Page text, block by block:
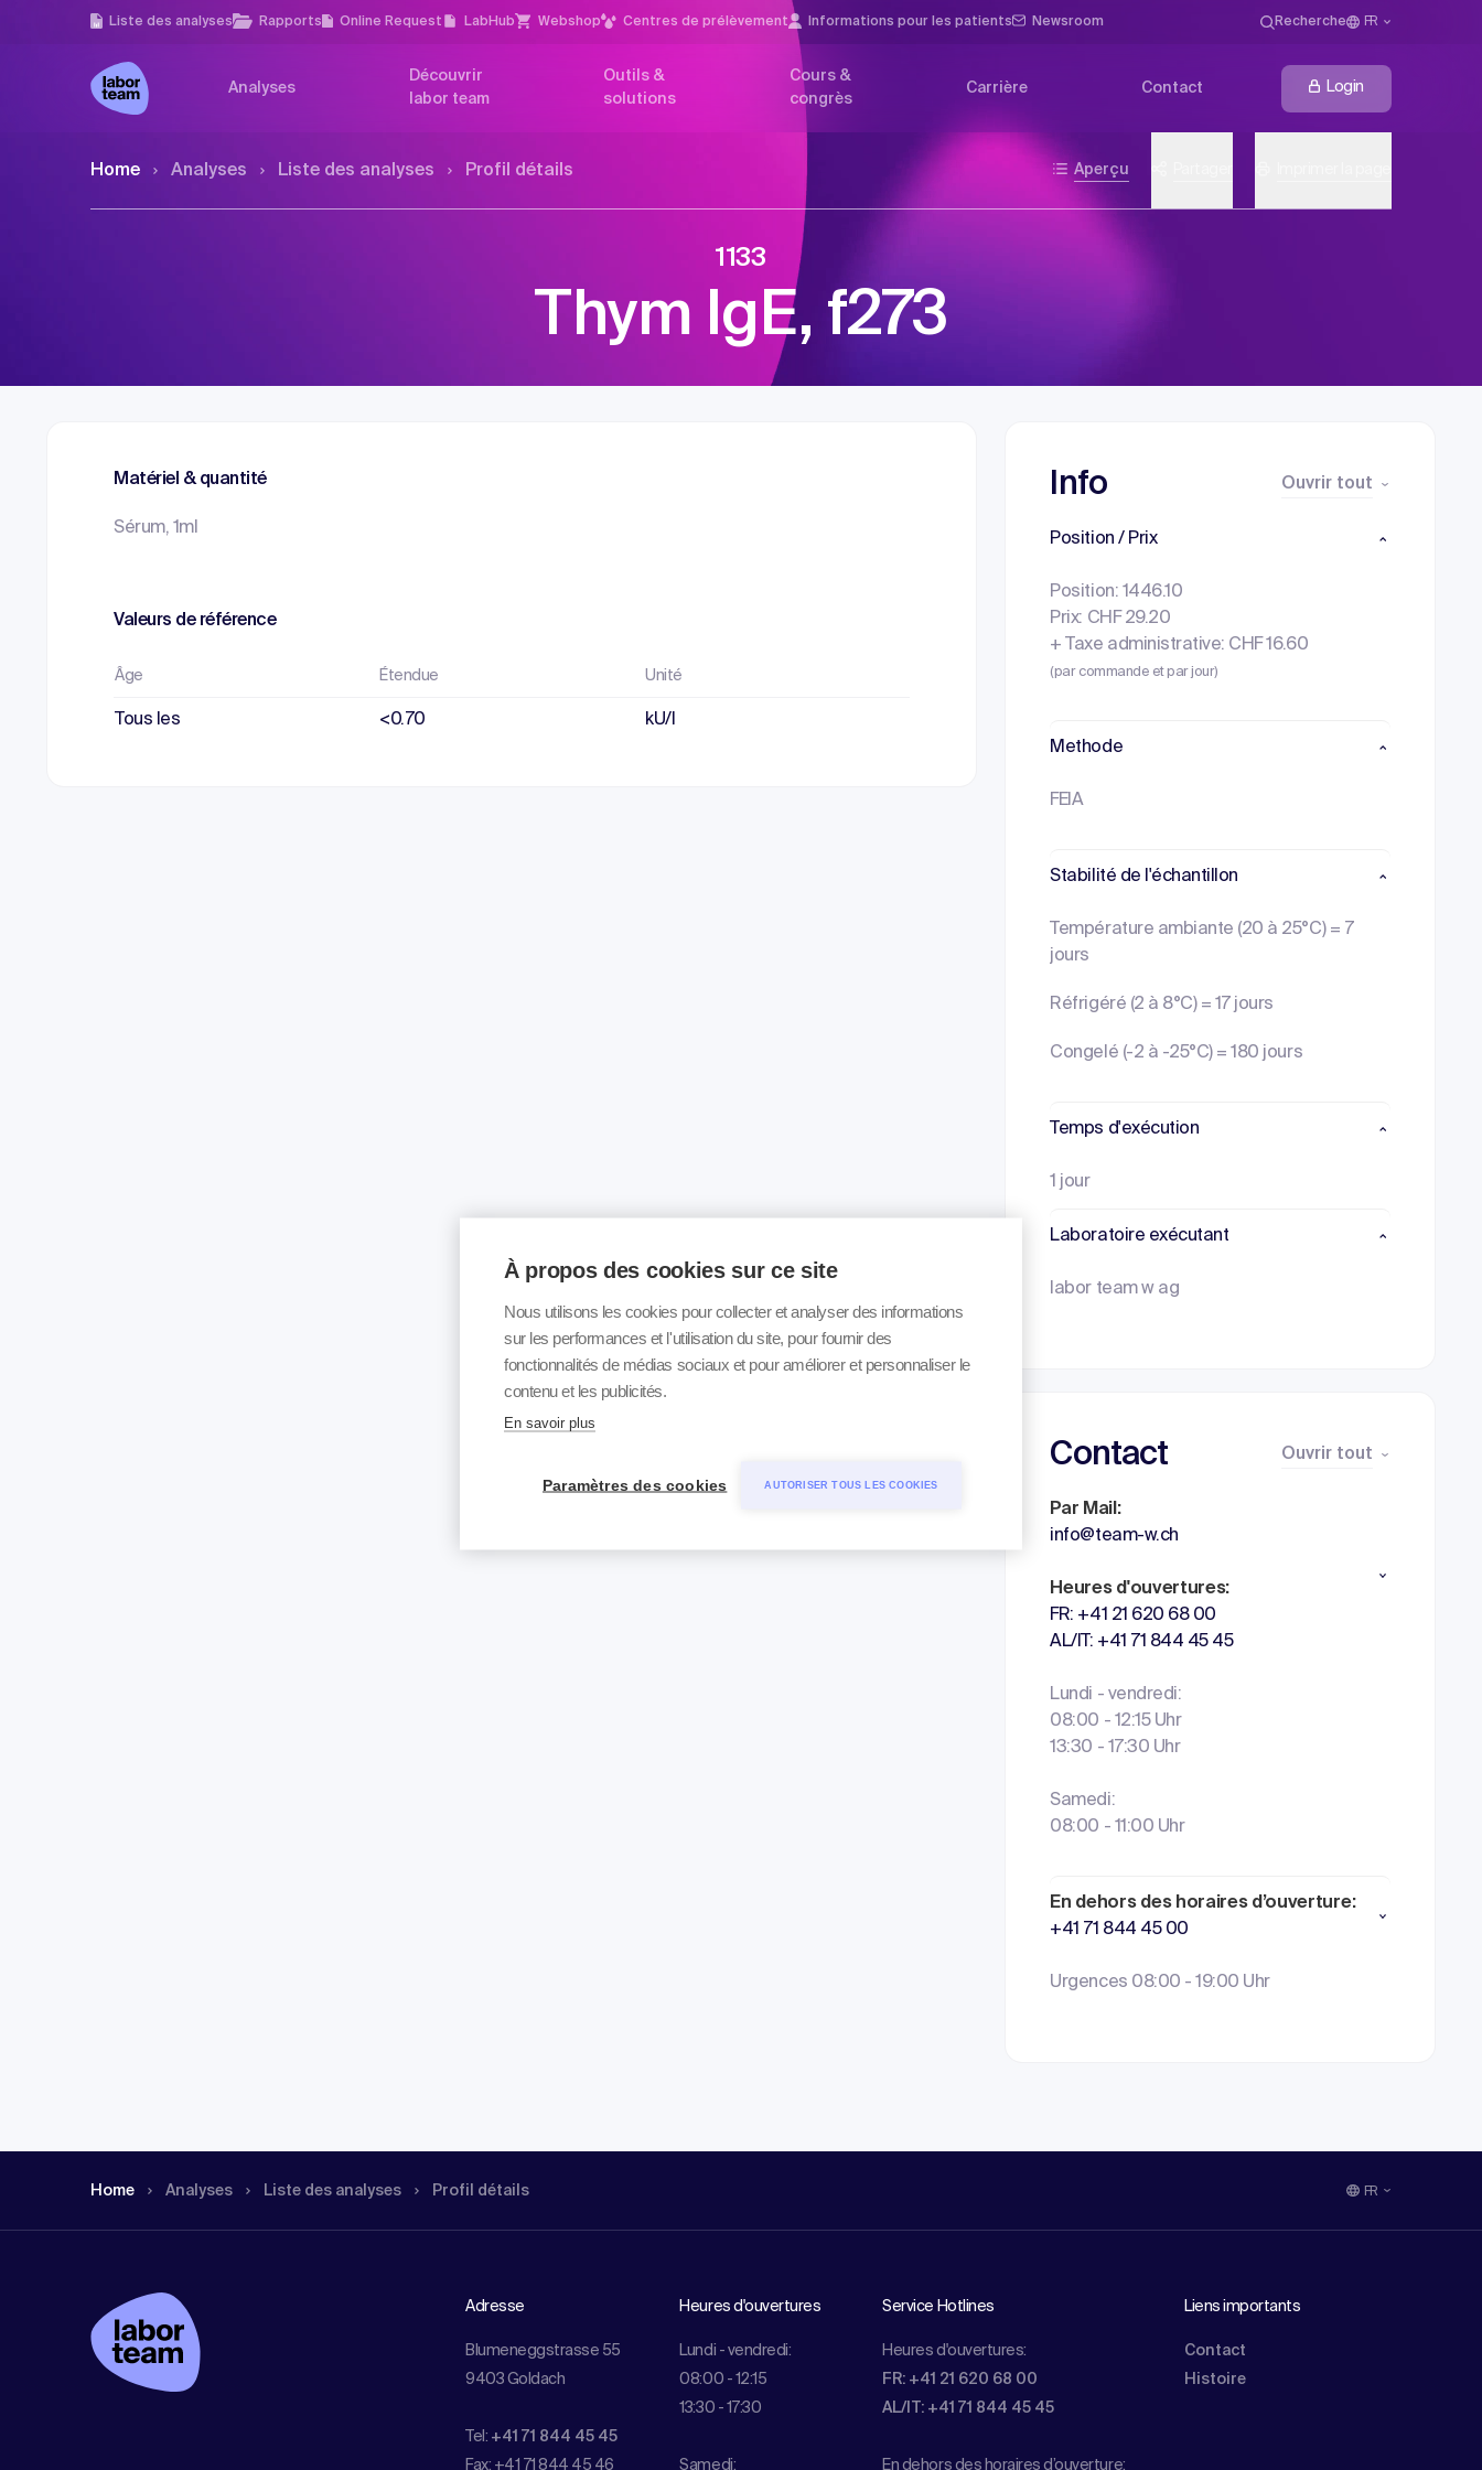
Liste des analyses Rapports Online Request LabHub Webshop Centres de prélèvement Infor­mations pour les patients Newsroom Recherche FR
Analyses
Découvrir
labor team
Outils &
solutions
Cours &
congrès
Carrière Contact Login
Home Analyses Liste des analyses Profil détails Aperçu
1133
Thym IgE, f273
Matériel & quantité
Sérum, 1ml
Valeurs de référence
Âge Étendue Unité
Tous les <0.70 kU/l
Info Ouvrir tout
Position / Prix
Position: 1446.10
Prix: CHF 29.20
+ Taxe administrative: CHF 16.60
(par commande et par jour)
Methode
FEIA
Stabilité de l'échantillon
Température ambiante (20 à 25°C) = 7
jours
Réfrigéré (2 à 8°C) = 17 jours
Congelé (-2 à -25°C) = 180 jours
Temps d'exécution
1 jour
Laboratoire exécutant
labor team w ag
Contact Ouvrir tout
Par Mail:
info@team-w.ch
Heures d'ouvertures:
FR: +41 21 620 68 00
AL/IT: +41 71 844 45 45
Lundi - vendredi:
08:00 - 12:15 Uhr
13:30 - 17:30 Uhr
Samedi:
08:00 - 11:00 Uhr
En dehors des horaires d’ouverture:
+41 71 844 45 00
Urgences 08:00 - 19:00 Uhr
Home Analyses Liste des analyses Profil détails FR
Adresse
Blumeneggstrasse 55
9403 Goldach
Tel: +41 71 844 45 45
Fax: +41 71 844 45 46
Heures d'ouvertures
Lundi - vendredi:
08:00 - 12:15
13:30 - 17:30
Samedi:
Service Hotlines
Heures d'ouvertures:
FR: +41 21 620 68 00
AL/IT: +41 71 844 45 45
En dehors des horaires d’ouverture:
Liens importants
Contact
Histoire
À propos des cookies sur ce site
Nous utilisons les cookies pour collecter et analyser des informations
sur les performances et l'utilisation du site, pour fournir des
fonctionnalités de médias sociaux et pour améliorer et personnaliser le
contenu et les publicités.
En savoir plus
Paramètres des cookies AUTORISER TOUS LES COOKIES